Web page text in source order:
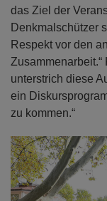
das Ziel der
Denkmalschützer
Respekt vor den
unterstrich diese
ein
zu kommen.“
Previous